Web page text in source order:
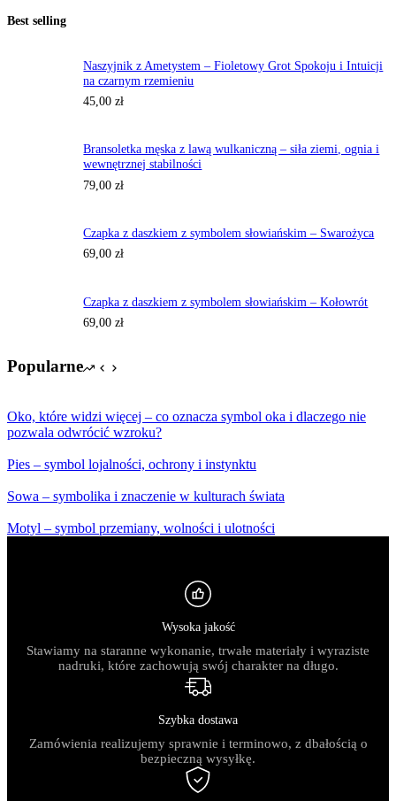
Best selling
Naszyjnik z Ametystem – Fioletowy Grot Spokoju i Intuicji
na czarnym rzemieniu
45,00zł
Bransoletka męska z lawą wulkaniczną – siła ziemi, ognia i
wewnętrznej stabilności
79,00zł
Czapka z daszkiem z symbolem słowiańskim – Swarożyca
69,00zł
Czapka z daszkiem z symbolem słowiańskim – Kołowrót
69,00zł
Popularne
Oko, które widzi więcej – co oznacza symbol oka i dlaczego nie
pozwala odwrócić wzroku?
Pies – symbol lojalności, ochrony i instynktu
Sowa – symbolika i znaczenie w kulturach świata
Motyl – symbol przemiany, wolności i ulotności
Wysoka jakość
Stawiamy na staranne wykonanie, trwałe materiały i wyraziste
nadruki, które zachowują swój charakter na długo.
Szybka dostawa
Zamówienia realizujemy sprawnie i terminowo, z dbałością o
bezpieczną wysyłkę.